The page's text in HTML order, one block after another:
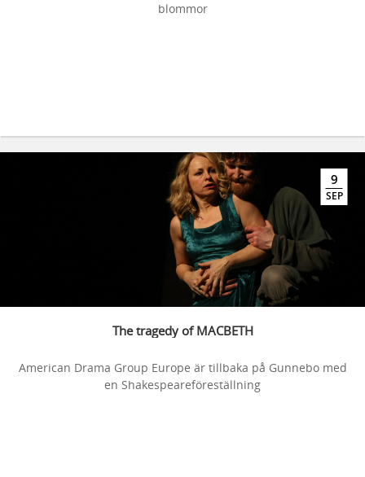
blommor
9
SEP
The tragedy of MACBETH
American Drama Group Europe är tillbaka på Gunnebo med
en Shakespeareföreställning